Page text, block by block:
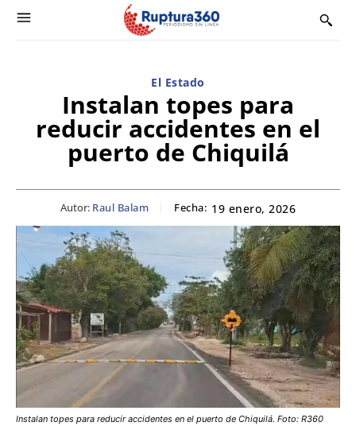
El Estado
Instalan topes para
reducir accidentes en el
puerto de Chiquilá
Autor: Raul Balam Fecha: 19 enero, 2026
Instalan topes para reducir accidentes en el puerto de Chiquilá. Foto: R360